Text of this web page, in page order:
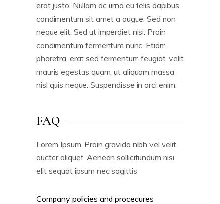
erat justo. Nullam ac urna eu felis dapibus
condimentum sit amet a augue. Sed non
neque elit. Sed ut imperdiet nisi. Proin
condimentum fermentum nunc. Etiam
pharetra, erat sed fermentum feugiat, velit
mauris egestas quam, ut aliquam massa
nisl quis neque. Suspendisse in orci enim.
FAQ
Lorem Ipsum. Proin gravida nibh vel velit
auctor aliquet. Aenean sollicitundum nisi
elit sequat ipsum nec sagittis
Company policies and procedures